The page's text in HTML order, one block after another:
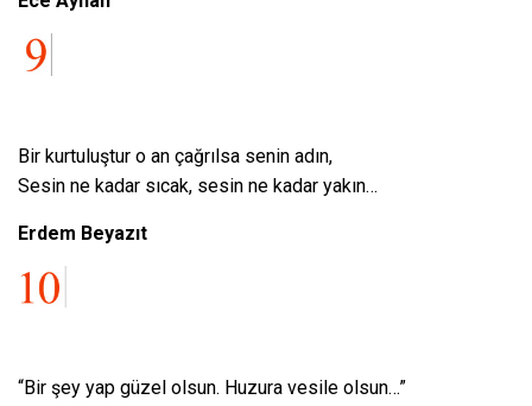
Bir kurtuluştur o an çağrılsa senin adın,
Sesin ne kadar sıcak, sesin ne kadar yakın…
Erdem Beyazıt
“Bir şey yap güzel olsun. Huzura vesile olsun…”